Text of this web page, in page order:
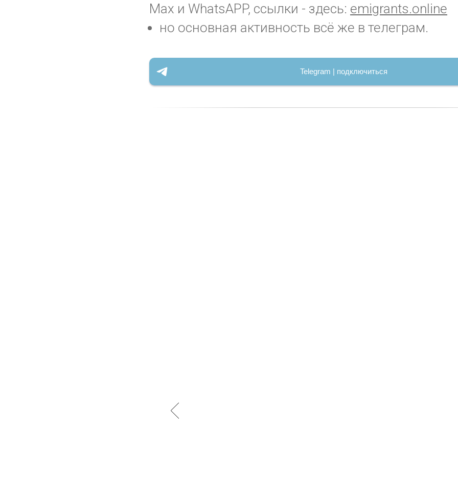
Max и WhatsAPP, ссылки - здесь: emigrants.online
но основная активность всё же в телеграм.
Telegram | подключиться